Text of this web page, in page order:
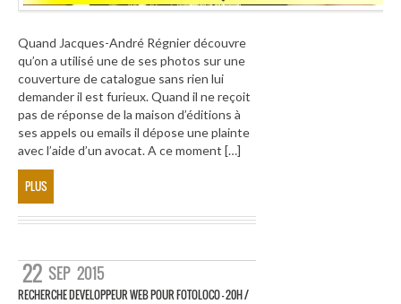
Quand Jacques-André Régnier découvre
qu’on a utilisé une de ses photos sur une
couverture de catalogue sans rien lui
demander il est furieux. Quand il ne reçoit
pas de réponse de la maison d’éditions à
ses appels ou emails il dépose une plainte
avec l’aide d’un avocat. A ce moment […]
PLUS
22 SEP 2015
RECHERCHE DEVELOPPEUR WEB POUR FOTOLOCO – 20H /